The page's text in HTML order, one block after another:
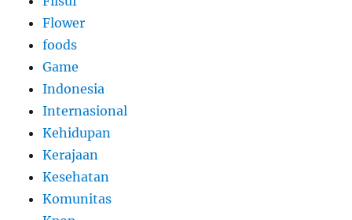
Flower
foods
Game
Indonesia
Internasional
Kehidupan
Kerajaan
Kesehatan
Komunitas